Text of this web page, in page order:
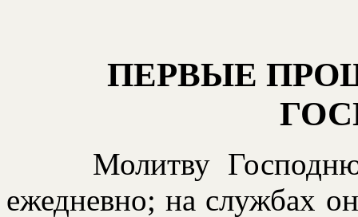
ПЕРВЫЕ
Молитву
ежедневно; на службах